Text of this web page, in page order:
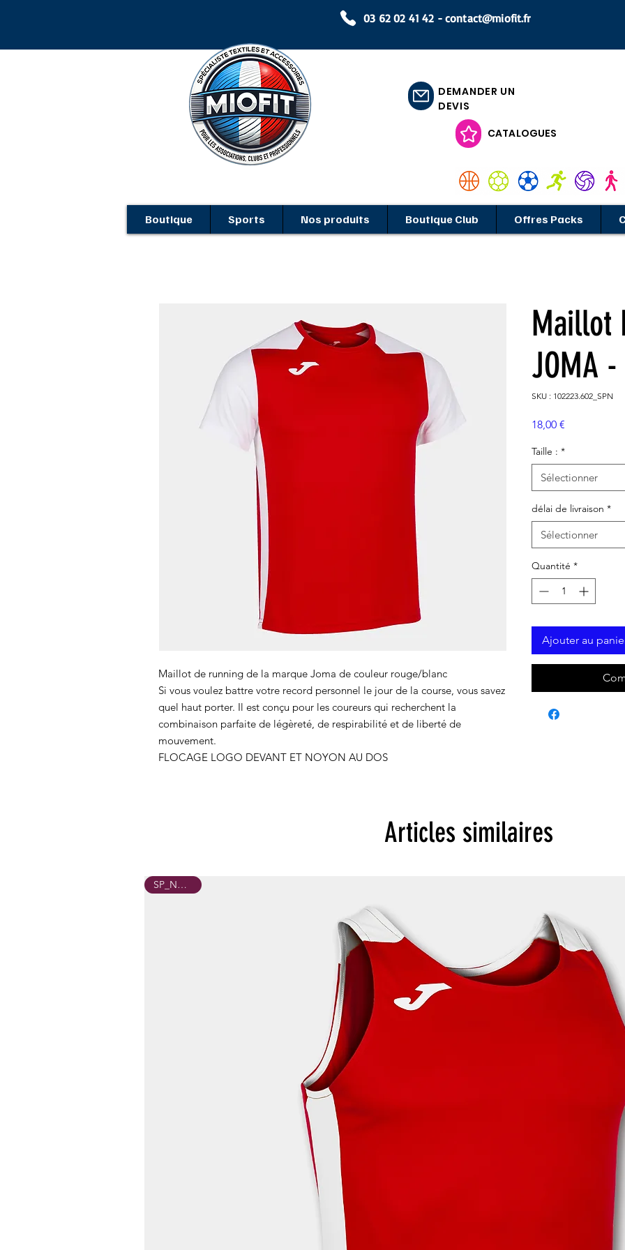
03 62 02 41 42 - contact@miofit.fr
DEMANDER UN
DEVIS
CATALOGUES
Boutique Sports Nos produits Boutique Club Offres Packs
Maillot de running de la marque Joma de couleur rouge/blanc
Si vous voulez battre votre record personnel le jour de la course, vous savez
quel haut porter. Il est conçu pour les coureurs qui recherchent la
combinaison parfaite de légèreté, de respirabilité et de liberté de
mouvement.
FLOCAGE LOGO DEVANT ET NOYON AU DOS
Maillot
JOMA
SKU : 102223.602_SPN
18,00 €
Taille : *
Sélectionner
délai de livraison *
Sélectionner
Quantité *
Ajouter au
Articles similaires
SP_NOYON